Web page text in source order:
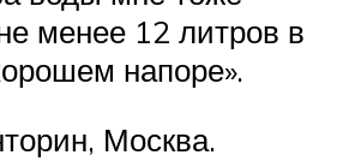
менее 12 литров в
напоре».
Москва.